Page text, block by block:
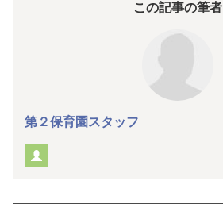
この記事の筆者
第２保育園スタッフ